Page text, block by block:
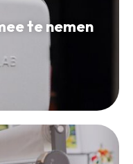
te nemen